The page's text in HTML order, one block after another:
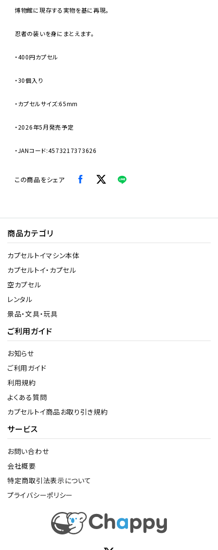
博物館に現存する実物を基に再現。
忍者の装いを身にまとえます。
・400円カプセル
・30個入り
・カプセルサイズ:65mm
・2026年5月発売予定
・JANコード:4573217373626
この商品をシェア
商品カテゴリ
カプセルトイマシン本体
カプセルトイ・カプセル
空カプセル
レンタル
景品・文具・玩具
ご利用ガイド
お知らせ
ご利用ガイド
利用規約
よくある質問
カプセルトイ商品お取り引き規約
サービス
お問い合わせ
会社概要
特定商取引法表示について
プライバシーポリシー